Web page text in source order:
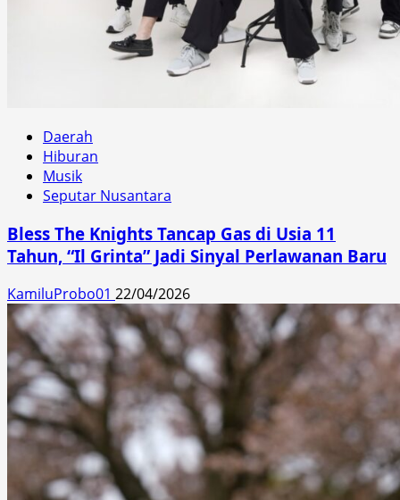
Daerah
Hiburan
Musik
Seputar Nusantara
Bless The Knights Tancap Gas di Usia 11
Tahun, “Il Grinta” Jadi Sinyal Perlawanan Baru
KamiluProbo01 22/04/2026